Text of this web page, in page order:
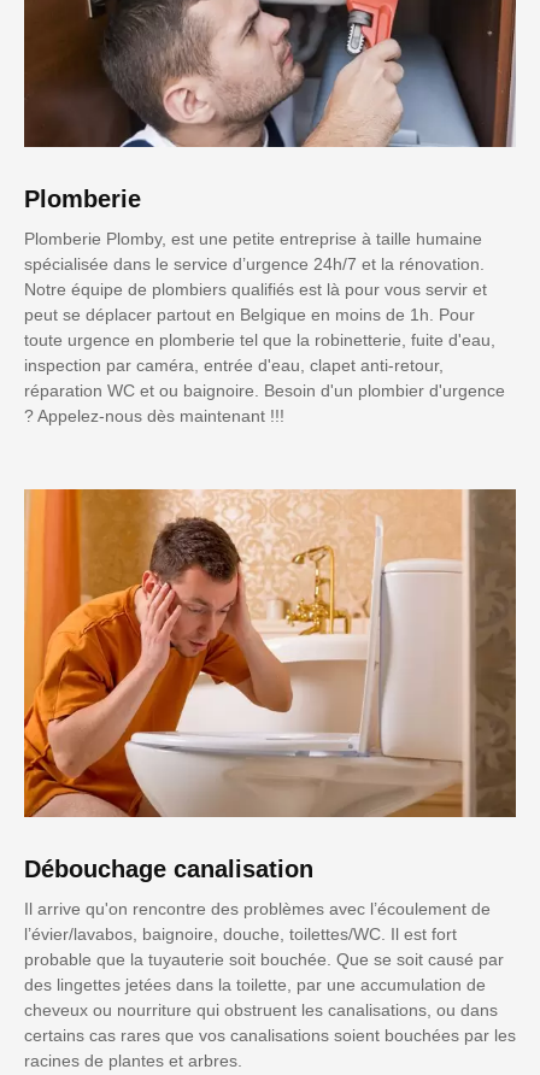
Plomberie
Plomberie Plomby, est une petite entreprise à taille humaine
spécialisée dans le service d’urgence 24h/7 et la rénovation.
Notre équipe de plombiers qualifiés est là pour vous servir et
peut se déplacer partout en Belgique en moins de 1h. Pour
toute urgence en plomberie tel que la robinetterie, fuite d'eau,
inspection par caméra, entrée d'eau, clapet anti-retour,
réparation WC et ou baignoire. Besoin d'un plombier d'urgence
? Appelez-nous dès maintenant !!!
Débouchage canalisation
Il arrive qu'on rencontre des problèmes avec l’écoulement de
l’évier/lavabos, baignoire, douche, toilettes/WC. Il est fort
probable que la tuyauterie soit bouchée. Que se soit causé par
des lingettes jetées dans la toilette, par une accumulation de
cheveux ou nourriture qui obstruent les canalisations, ou dans
certains cas rares que vos canalisations soient bouchées par les
racines de plantes et arbres.